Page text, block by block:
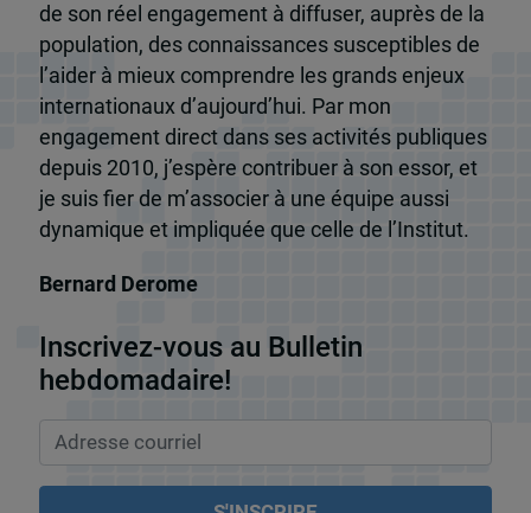
de son réel engagement à diffuser, auprès de la
population, des connaissances susceptibles de
l’aider à mieux comprendre les grands enjeux
internationaux d’aujourd’hui. Par mon
engagement direct dans ses activités publiques
depuis 2010, j’espère contribuer à son essor, et
je suis fier de m’associer à une équipe aussi
dynamique et impliquée que celle de l’Institut.
Bernard Derome
Inscrivez-vous au Bulletin
hebdomadaire!